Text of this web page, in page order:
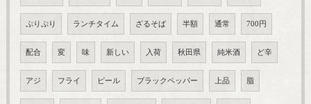
ぷりぷり ランチタイム ざるそば 半額 通常 700円
配合 変 味 新しい 入荷 秋田県 純米酒 ど辛
アジ フライ ピール ブラックペッパー 上品 脂